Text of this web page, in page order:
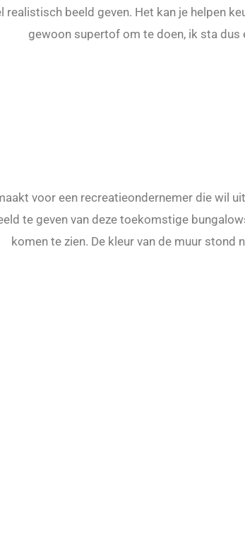
realistisch beeld geven. Het kan je helpen
gewoon supertof om te doen, ik sta
voor een recreatieondernemer die wil
te geven van deze toekomstige
komen te zien. De kleur van de muur stond